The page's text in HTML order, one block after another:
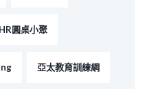
HR圓桌小聚
亞太教育訓練網